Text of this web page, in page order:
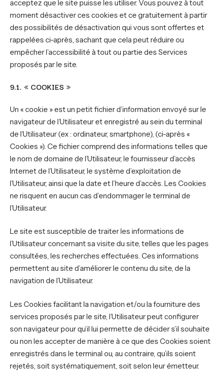
acceptez que le site puisse les utiliser. Vous pouvez à tout
moment désactiver ces cookies et ce gratuitement à partir
des possibilités de désactivation qui vous sont offertes et
rappelées ci-après, sachant que cela peut réduire ou
empêcher l’accessibilité à tout ou partie des Services
proposés par le site.
9.1. « COOKIES »
Un « cookie » est un petit fichier d’information envoyé sur le
navigateur de l’Utilisateur et enregistré au sein du terminal
de l’Utilisateur (ex : ordinateur, smartphone), (ci-après «
Cookies »). Ce fichier comprend des informations telles que
le nom de domaine de l’Utilisateur, le fournisseur d’accès
Internet de l’Utilisateur, le système d’exploitation de
l’Utilisateur, ainsi que la date et l’heure d’accès. Les Cookies
ne risquent en aucun cas d’endommager le terminal de
l’Utilisateur.
Le site est susceptible de traiter les informations de
l’Utilisateur concernant sa visite du site, telles que les pages
consultées, les recherches effectuées. Ces informations
permettent au site d’améliorer le contenu du site, de la
navigation de l’Utilisateur.
Les Cookies facilitant la navigation et/ou la fourniture des
services proposés par le site, l’Utilisateur peut configurer
son navigateur pour qu’il lui permette de décider s’il souhaite
ou non les accepter de manière à ce que des Cookies soient
enregistrés dans le terminal ou, au contraire, qu’ils soient
rejetés, soit systématiquement, soit selon leur émetteur.